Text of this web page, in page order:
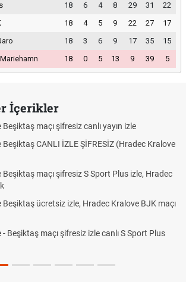
18 6 4 8 29 31
22
18 4 5 9 22 27
17
18 3 6 9 17 35
15
18 0 5 13 9 39 5
İçerikler
maçı şifresiz canlı yayın izle
CANLI İZLE ŞİFRESİZ (Hradec Kralove
maçı şifresiz S Sport Plus izle, Hradec
Beşiktaş ücretsiz izle, Hradec Kralove BJK maçı
Beşiktaş maçı şifresiz izle canlı S Sport Plus